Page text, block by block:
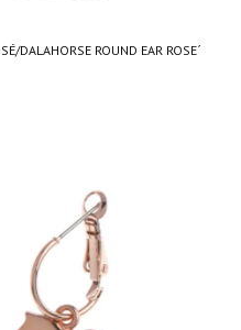
DALAHORSE ROUND EAR ROSE´